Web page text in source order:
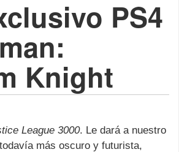
PS4
Knight
League 3000. Le dará a nuestro
más oscuro y futurista,